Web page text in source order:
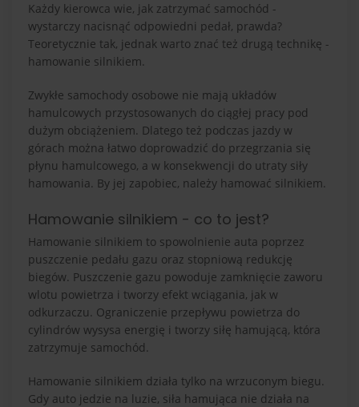
Każdy kierowca wie, jak zatrzymać samochód -
wystarczy nacisnąć odpowiedni pedał, prawda?
Teoretycznie tak, jednak warto znać też drugą technikę -
hamowanie silnikiem.
Zwykłe samochody osobowe nie mają układów
hamulcowych przystosowanych do ciągłej pracy pod
dużym obciążeniem. Dlatego też podczas jazdy w
górach można łatwo doprowadzić do przegrzania się
płynu hamulcowego, a w konsekwencji do utraty siły
hamowania. By jej zapobiec, należy hamować silnikiem.
Hamowanie silnikiem - co to jest?
Hamowanie silnikiem to spowolnienie auta poprzez
puszczenie pedału gazu oraz stopniową redukcję
biegów. Puszczenie gazu powoduje zamknięcie zaworu
wlotu powietrza i tworzy efekt wciągania, jak w
odkurzaczu. Ograniczenie przepływu powietrza do
cylindrów wysysa energię i tworzy siłę hamującą, która
zatrzymuje samochód.
Hamowanie silnikiem działa tylko na wrzuconym biegu.
Gdy auto jedzie na luzie, siła hamująca nie działa na